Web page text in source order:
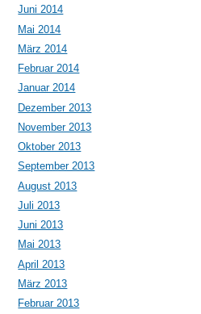
Juni 2014
Mai 2014
März 2014
Februar 2014
Januar 2014
Dezember 2013
November 2013
Oktober 2013
September 2013
August 2013
Juli 2013
Juni 2013
Mai 2013
April 2013
März 2013
Februar 2013